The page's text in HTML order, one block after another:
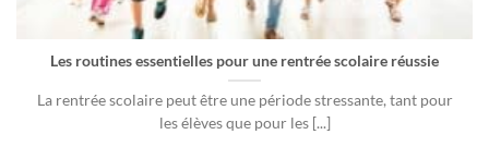
Les routines essentielles pour une rentrée scolaire réussie
La rentrée scolaire peut être une période stressante, tant pour
les élèves que pour les [...]